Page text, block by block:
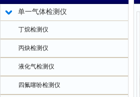
单一气体检测仪
丁烷检测仪
丙炔检测仪
液化气检测仪
四氟噻吩检测仪